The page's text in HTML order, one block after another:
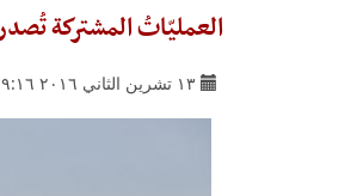
العمليّاتُ المشتركة
١٣ تشرين الثاني ٢٠١٦ ١٩:١٦